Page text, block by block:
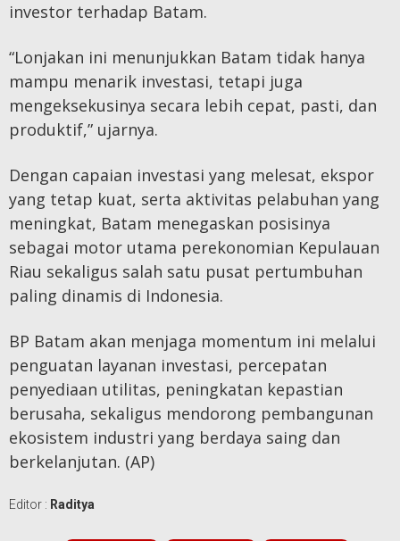
investor terhadap Batam.
“Lonjakan ini menunjukkan Batam tidak hanya
mampu menarik investasi, tetapi juga
mengeksekusinya secara lebih cepat, pasti, dan
produktif,” ujarnya.
Dengan capaian investasi yang melesat, ekspor
yang tetap kuat, serta aktivitas pelabuhan yang
meningkat, Batam menegaskan posisinya
sebagai motor utama perekonomian Kepulauan
Riau sekaligus salah satu pusat pertumbuhan
paling dinamis di Indonesia.
BP Batam akan menjaga momentum ini melalui
penguatan layanan investasi, percepatan
penyediaan utilitas, peningkatan kepastian
berusaha, sekaligus mendorong pembangunan
ekosistem industri yang berdaya saing dan
berkelanjutan. (AP)
Editor : Raditya